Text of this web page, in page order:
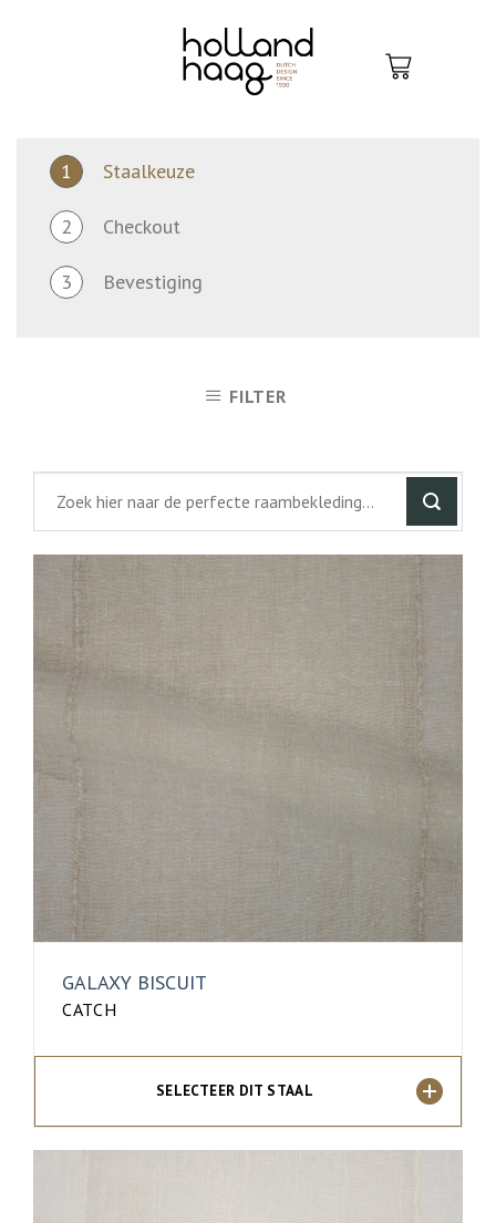
1 Staalkeuze
2 Checkout
3 Bevestiging
FILTER
GALAXY BISCUIT
CATCH
SELECTEER DIT STAAL